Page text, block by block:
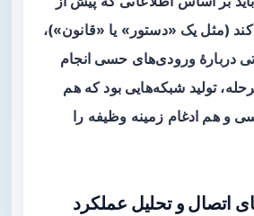
(مثل یک «دستور» یا «قانون»)،
دربارهٔ ورودی‌های حسی انجام
تولید شبکه‌هایی بود که هم
و هم ادغام زمینه وظیفه را
اتصال و تحلیل عملکرد